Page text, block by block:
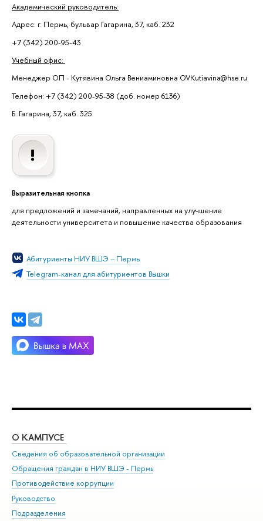
Академический руководитель:
Адрес: г. Пермь, бульвар Гагарина, 37, каб. 232
+7 (342) 200-95-43
Учебный офис:
Менеджер ОП - Кутявина Ольга Вениаминовна OVKutiavina@hse.ru
Телефон: +7 (342) 200-95-38 (доб. номер 6136)
Б. Гагарина, 37, каб. 325
Выразительная кнопка
для предложений и замечаний, направленных на улучшение
деятельности университета и повышение качества образования
Абитуриенты НИУ ВШЭ – Пермь
Telegram-канал для абитуриентов Вышки
О КАМПУСЕ
Сведения об образовательной организации
Обращения граждан в НИУ ВШЭ - Пермь
Противодействие коррупции
Руководство
Подразделения